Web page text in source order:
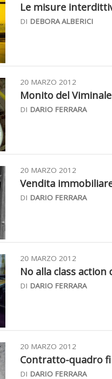
Le misure
DI DEBORA ALBERICI
20 MARZO 2012
Monito del
DI DARIO FERRARA
20 MARZO 2012
Vendita
DI DARIO FERRARA
20 MARZO 2012
No alla class
DI DARIO FERRARA
20 MARZO 2012
Contratto-quadro
DI DARIO FERRARA